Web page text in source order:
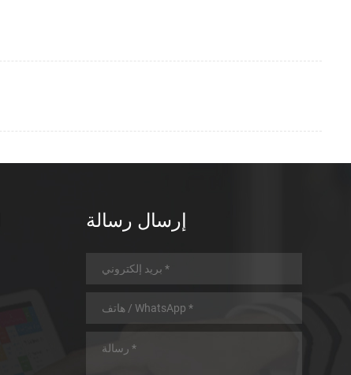
إرسال رسالة